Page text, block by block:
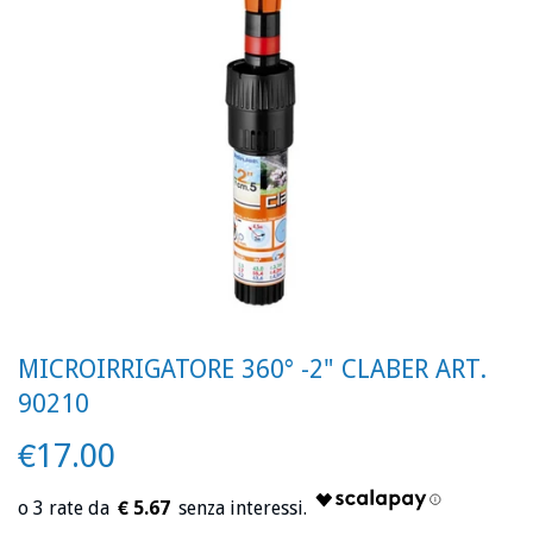
MICROIRRIGATORE 360° -2" CLABER ART.
90210
€17.00
€ 5.67